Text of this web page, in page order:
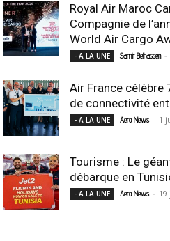
Royal Air Maroc
Compagnie de
World Air Cargo
- A LA UNE Samir Belhassen -
Air France célèbre
de connectivité
- A LA UNE Aero News - 1
Tourisme : Le
débarque en
- A LA UNE Aero News - 19